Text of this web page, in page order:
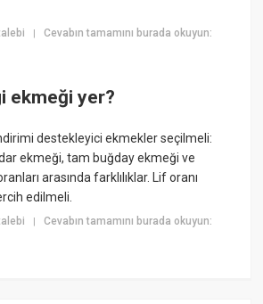
|Cevabın tamamını burada okuyun:
ekmeği yer?
destekleyici ekmekler seçilmeli:
ekmeği, tam buğday ekmeği ve
arasında farklılıklar. Lif oranı
edilmeli.
|Cevabın tamamını burada okuyun: